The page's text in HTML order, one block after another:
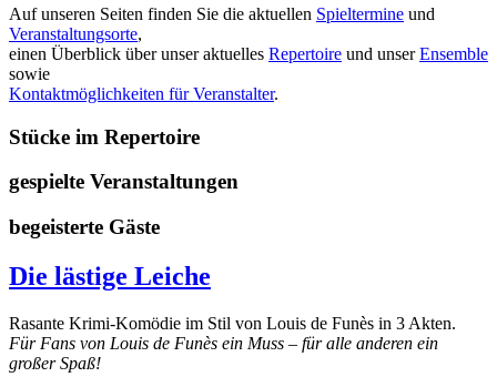
Auf unseren Seiten finden Sie die aktuellen Spieltermine und
Veranstaltungsorte,
einen Überblick über unser aktuelles Repertoire und unserEnsemble
sowie
Kontaktmöglichkeiten für Veranstalter.
Stücke im Repertoire
gespielte Veranstaltungen
begeisterte Gäste
Die lästige Leiche
Rasante Krimi-Komödie im Stil von Louis de Funès in 3 Akten.
Für Fans von Louis de Funès ein Muss – für alle anderen ein
großer Spaß!